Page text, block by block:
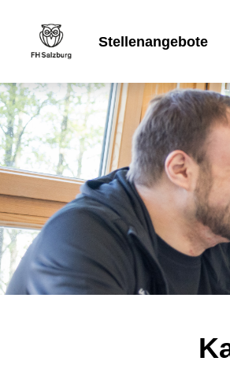
Stellenangebote